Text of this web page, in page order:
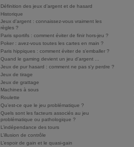
Définition des jeux d’argent et de hasard
Historique
Jeux d'argent : connaissez-vous vraiment les
règles ?
Paris sportifs : comment éviter de finir hors-jeu ?
Poker : avez-vous toutes les cartes en main ?
Paris hippiques : comment éviter de s'emballer ?
Quand le gaming devient un jeu d'argent ...
Jeux de pur hasard : comment ne pas s'y perdre ?
Jeux de tirage
Jeux de grattage
Machines à sous
Roulette
Qu’est-ce que le jeu problématique ?
Quels sont les facteurs associés au jeu
problématique ou pathologique ?
L’indépendance des tours
L’illusion de contrôle
L’espoir de gain et le quasi-gain